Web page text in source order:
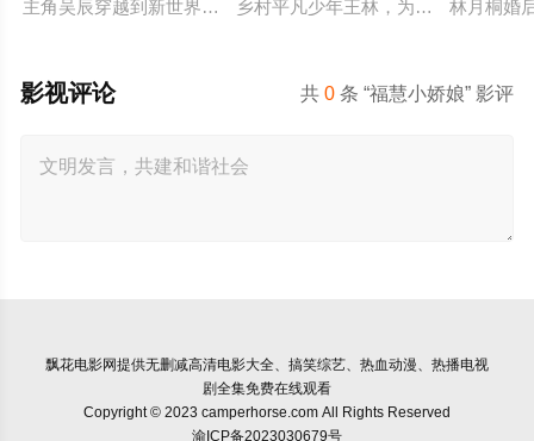
主角吴辰穿越到新世界后，被困在2020年7月7日这一天不断轮
乡村平凡少年王林，为了心中不屈的
林月桐婚
共0 条 “福慧小娇娘” 影评
影视评论
飘花电影网提供无删减高清电影大全、搞笑综艺、热血动漫、热播电视
剧全集免费在线观看
Copyright © 2023 camperhorse.com All Rights Reserved
渝ICP备2023030679号